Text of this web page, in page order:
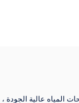
عالية الجودة ،